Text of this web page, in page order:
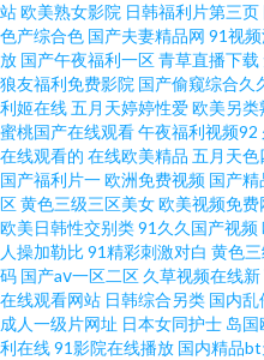
成人网站 色淫综合综合天天 美女爱
合 91草13 国产AV福利第一精品导
成人性交黄色片免费看 91黄色电影
伦性爱视频 老湿机免费直播视频 国
夜专线 wwwwww91黄 日韩中文精
久 大香蕉操嫂子 深夜福利网站国产
站欧美熟女影院 日韩福利片第三页
色产综合色 国产夫妻精品网 91视
放 国产午夜福利一区青草直播下载
狼友福利免费影院 国产偷窥综合久
利姬在线五月天婷婷性爱欧美另类
蜜桃国产在线观看午夜福利视频92
在线观看的 在线欧美精品 五月天色
国产福利片一欧洲免费视频 国产精
区黄色三级三区美女欧美视频免费
欧美日韩性交别类91久久国产视频
人操加勒比91精彩刺激对白 黄色
码 国产aⅴ一区二区 久草视频在线新
在线观看网站 日韩综合另类 国内乱
成人一级片网址 日本女同护士 岛国
利在线91影院在线播放 国内精品